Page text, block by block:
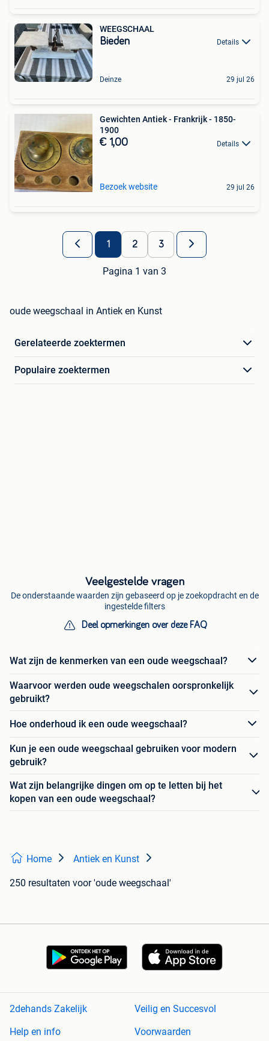
WEEGSCHAAL
Bieden Details
Deinze 29 jul 26
Gewichten Antiek - Frankrijk - 1850-
1900
€ 1,00 Details
Bezoek website 29 jul 26
1 2 3
Pagina 1 van 3
oude weegschaal in Antiek en Kunst
Gerelateerde zoektermen
Populaire zoektermen
Veelgestelde vragen
De onderstaande waarden zijn gebaseerd op je zoekopdracht en de
ingestelde filters
Deel opmerkingen over deze FAQ
Wat zijn de kenmerken van een oude weegschaal?
Waarvoor werden oude weegschalen oorspronkelijk
gebruikt?
Hoe onderhoud ik een oude weegschaal?
Kun je een oude weegschaal gebruiken voor modern
gebruik?
Wat zijn belangrijke dingen om op te letten bij het
kopen van een oude weegschaal?
Home Antiek en Kunst
250 resultaten voor 'oude weegschaal'
2dehands Zakelijk
Veilig en Succesvol
Help en info
Voorwaarden